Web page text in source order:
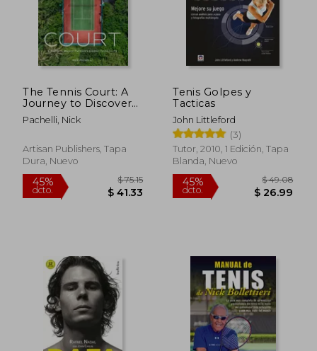
The Tennis Court: A
Journey to Discover
the World's Greatest
Tennis Courts (en
Pachelli, Nick
Artisan Publishers, Tapa
Dura, Nuevo
45%
dcto.
Tenis Golpes y
Tacticas
John Littleford
(3)
Tutor, 2010, 1 Edición, Tapa
Blanda, Nuevo
45%
dcto.